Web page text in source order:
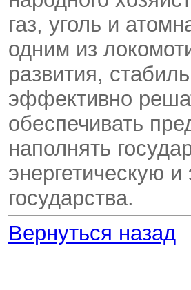
газ, уголь и
одним из
развития,
эффективно
обеспечивать
наполнять
энергетическую
государства.
Вернуться назад